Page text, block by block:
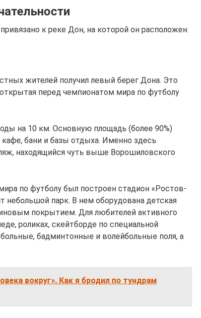
к реке Дон, на которой он расположен.
жителей получил левый берег Дона. Это
перед чемпионатом мира по футболу
на 10 км. Основную площадь (более 90%)
бани и базы отдыха. Именно здесь
находящийся чуть выше Ворошиловского
по футболу был построен стадион «Ростов-
небольшой парк. В нем оборудована детская
покрытием. Для любителей активного
роликах, скейтборде по специальной
бадминтонные и волейбольные поля, а
вокруг». Как я бродил по тундрам